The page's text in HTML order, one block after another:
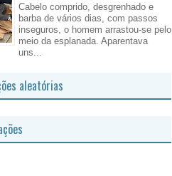
Cabelo comprido, desgrenhado e
barba de vários dias, com passos
inseguros, o homem arrastou-se pelo
meio da esplanada. Aparentava
uns...
aleatórias